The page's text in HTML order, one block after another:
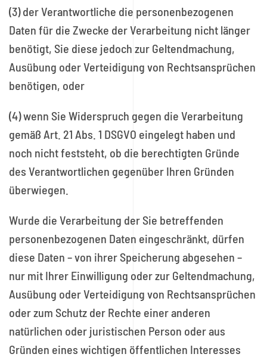
(3) der Verantwortliche die personenbezogenen
Daten für die Zwecke der Verarbeitung nicht länger
benötigt, Sie diese jedoch zur Geltendmachung,
Ausübung oder Verteidigung von Rechtsansprüchen
benötigen, oder
(4) wenn Sie Widerspruch gegen die Verarbeitung
gemäß Art. 21 Abs. 1 DSGVO eingelegt haben und
noch nicht feststeht, ob die berechtigten Gründe
des Verantwortlichen gegenüber Ihren Gründen
überwiegen.
Wurde die Verarbeitung der Sie betreffenden
personenbezogenen Daten eingeschränkt, dürfen
diese Daten – von ihrer Speicherung abgesehen –
nur mit Ihrer Einwilligung oder zur Geltendmachung,
Ausübung oder Verteidigung von Rechtsansprüchen
oder zum Schutz der Rechte einer anderen
natürlichen oder juristischen Person oder aus
Gründen eines wichtigen öffentlichen Interesses